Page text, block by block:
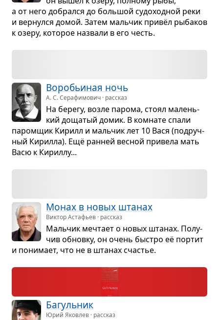
а от него добрался до боль­шой судо­ход­ной реки
и вер­нулся домой. Затем маль­чик привёл рыба­ков
к озеру, кото­рое назвали в его честь.
Воро­бьи­ная ночь
А. С. Серафимович · рассказ
На берегу, возле парома, стоял малень­
кий доща­тый домик. В ком­нате спали
паром­щик Кирилл и маль­чик лет 10 Вася (под­руч­
ный Кирилла). Ещё ран­ней вес­ной при­вела мать
Васю к Кириллу...
Монах в новых шта­нах
Виктор Астафьев · рассказ
Маль­чик меч­тает о новых шта­нах. Полу­
чив обновку, он очень быстро её пор­тит
и пони­мает, что не в шта­нах сча­стье.
Багуль­ник
Юрий Яковлев · рассказ